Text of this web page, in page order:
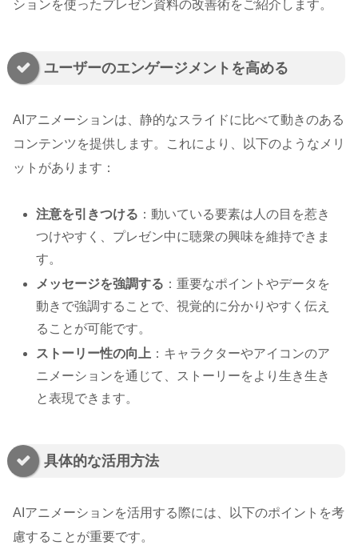
ションを使ったプレゼン資料の改善術をご紹介します。
ユーザーのエンゲージメントを高める
AIアニメーションは、静的なスライドに比べて動きのある
コンテンツを提供します。これにより、以下のようなメリ
ットがあります：
注意を引きつける ：動いている要素は人の目を惹き
つけやすく、プレゼン中に聴衆の興味を維持できま
す。
メッセージを強調する ：重要なポイントやデータを
動きで強調することで、視覚的に分かりやすく伝え
ることが可能です。
ストーリー性の向上 ：キャラクターやアイコンのア
ニメーションを通じて、ストーリーをより生き生き
と表現できます。
具体的な活用方法
AIアニメーションを活用する際には、以下のポイントを考
慮することが重要です。